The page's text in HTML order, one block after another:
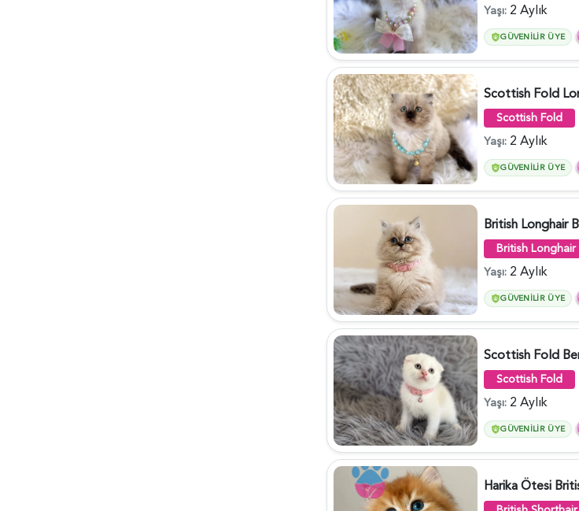
Yaşı: 2 Aylık
GÜVENILIR ÜYE
Scottish Fold
Yaşı: 2 Aylık
GÜVENILIR ÜYE
British Longhair
Yaşı: 2 Aylık
GÜVENILIR ÜYE
Scottish Fold
Yaşı: 2 Aylık
GÜVENILIR ÜYE